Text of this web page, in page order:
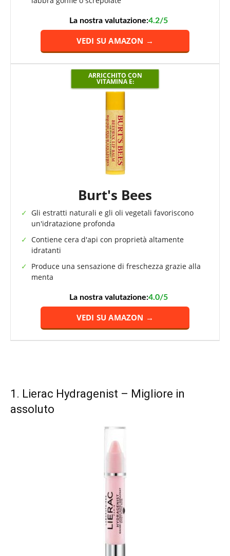
La nostra valutazione:4.2/5
VEDI SU AMAZON →
ARRICCHITO CON
VITAMINA E:
Burt's Bees
Gli estratti naturali e gli oli vegetali favoriscono
un'idratazione profonda
Contiene cera d'api con proprietà altamente
idratanti
Produce una sensazione di freschezza grazie alla
menta
La nostra valutazione:4.0/5
VEDI SU AMAZON →
1. Lierac Hydragenist – Migliore in
assoluto